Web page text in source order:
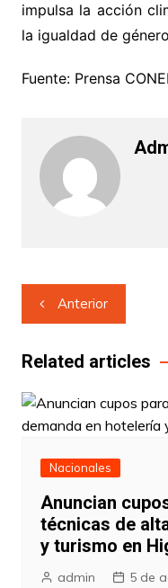
impulsa la acción
la igualdad de
Fuente: Prensa
Navegación
de
entradas
Anterior
Related articles
Nacionales
Anuncian
técnicas de
y turismo en
admin 5 de